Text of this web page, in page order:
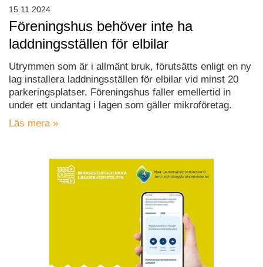
Föreningshus behöver inte ha
laddningsställen för elbilar
Utrymmen som är i allmänt bruk, förutsätts enligt en ny
lag installera laddningsställen för elbilar vid minst 20
parkeringsplatser. Föreningshus faller emellertid in
under ett undantag i lagen som gäller mikroföretag.
Läs mera »
15.11.2024